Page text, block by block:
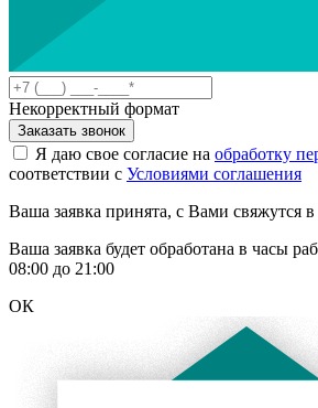
Некорректный формат
Заказать звонок
Я даю свое согласие на обработку
соответствии с Условиями соглашения
Ваша заявка принята, с Вами свяжутся
Ваша заявка будет обработана в часы
08:00 до 21:00
ОК